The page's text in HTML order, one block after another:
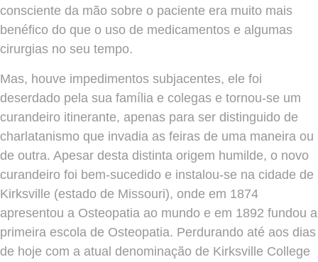
consciente da mão sobre o paciente era muito mais
benéfico do que o uso de medicamentos e algumas
cirurgias no seu tempo.
Mas, houve impedimentos subjacentes, ele foi
deserdado pela sua família e colegas e tornou-se um
curandeiro itinerante, apenas para ser distinguido de
charlatanismo que invadia as feiras de uma maneira ou
de outra. Apesar desta distinta origem humilde, o novo
curandeiro foi bem-sucedido e instalou-se na cidade de
Kirksville (estado de Missouri), onde em 1874
apresentou a Osteopatia ao mundo e em 1892 fundou a
primeira escola de Osteopatia. Perdurando até aos dias
de hoje com a atual denominação de Kirksville College